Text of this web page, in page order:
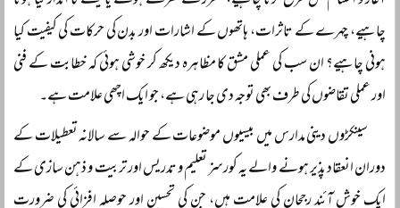
چاہیے، چہرے کے تاثرات، ہاتھوں کے اشارات اور بدن کی حرکات کی کیفیت کیا
ہونی چاہیے؟ ان سب کی عملی مشق کا مظاہرہ دیکھ کر خوشی ہوئی کہ خطابت کے فنی
اور عملی تقاضوں کی طرف بھی توجہ دی جا رہی ہے، جو ایک اچھی علامت ہے۔
سینکڑوں دینی مدارس میں بیسیوں موضوعات کے حوالہ سے سالانہ تعطیلات کے
دوران انعقاد پذیر ہونے والے یہ کورسز تعلیم و تدریس اور تربیت و ذہن سازی کے
ایک خوش آئند رجحان کی علامت ہیں، جن کی تحسین اور حوصلہ افزائی کی ضرورت